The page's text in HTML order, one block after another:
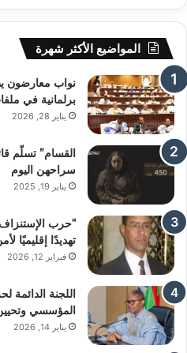
المواضيع الأكثر شهرة
نواب معارضون
برلمانية في
يناير 28, 2026
القسام” تسلّم
سراحهن اليوم
يناير 19, 2025
“حرب
تهديدًا إقليميًا
فبراير 12, 2026
اللجنة الدائمة
المؤسسي
يناير 14, 2026